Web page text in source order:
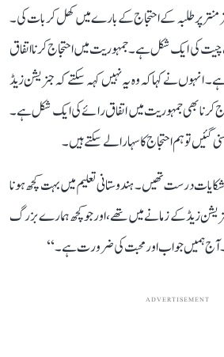
پر طلبہ کے احتجاج کے بارے میں کھل کر بات کی۔
کی ایک شکل ہے۔ جمہوریت میں احتجاج کرنا اتفاق
انہوں نے کہا کہ وہ یہ نہیں کہہ سکتے کہ جنریشن زیڈ
کرنا بھی جمہوریت میں اتفاق رائے کی ایک شکل ہے۔
گئیں تو ہم احتجاج کا سہارا لے سکتے ہیں۔
درست تھیں۔ ہندوستانی تعلیم میں بہت کچھ ہونا
زیڈ کے زمانے میں تھے، اور جو کچھ ہمارے بزرگ
آج ہمیں جواب اور محبت کی ضرورت ہے۔‘‘
ADVERTISEMENT